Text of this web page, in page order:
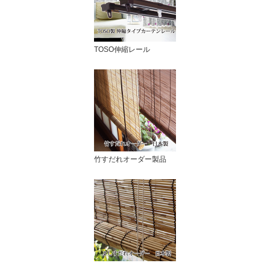
TOSO伸縮レール
竹すだれオーダー製品